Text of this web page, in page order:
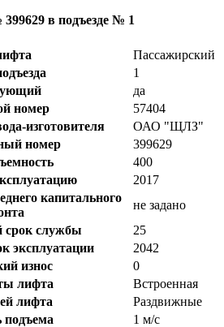
в подъезде № 1
Пассажирский
1
да
номер
57404
изготовителя
ОАО "ЩЛЗ"
номер
399629
400
2017
капитального
не задано
службы
25
эксплуатации
2042
износ
0
лифта
Встроенная
лифта
Раздвижные
подъема
1 м/с